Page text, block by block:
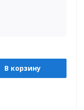
В корзину